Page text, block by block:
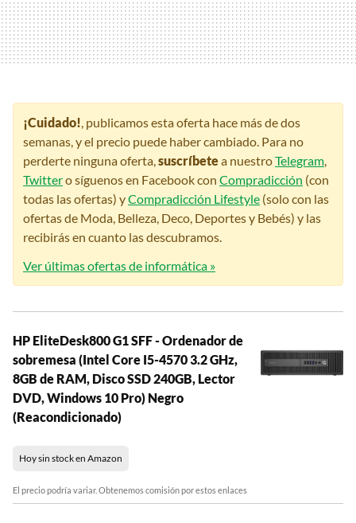
¡Cuidado! , publicamos esta oferta hace más de dos
semanas, y el precio puede haber cambiado. Para no
perderte ninguna oferta, suscríbetea nuestroTelegram
Twittero síguenos en Facebook con Compradicción (con
todas las ofertas) yCompradicción Lifestyle (solo con las
ofertas de Moda, Belleza, Deco, Deportes y Bebés) y las
recibirás en cuanto las descubramos.
Ver últimas ofertas de informática »
HP EliteDesk800 G1 SFF - Ordenador de
sobremesa (Intel Core I5-4570 3.2 GHz,
8GB de RAM, Disco SSD 240GB, Lector
DVD, Windows 10 Pro) Negro
(Reacondicionado)
Hoy sin stock en Amazon
El precio podría variar. Obtenemos comisión por estos enlaces